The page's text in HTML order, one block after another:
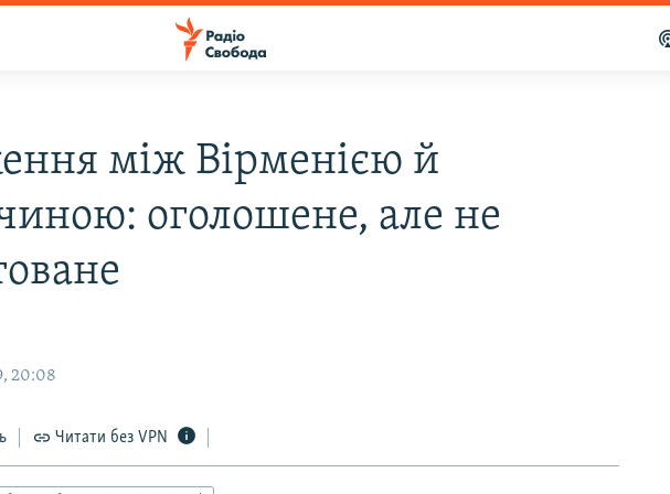
між Вірменією й
оголошене, але не
20:08
Читати без VPN